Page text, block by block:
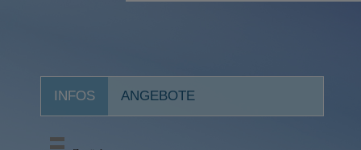
INFOS ANGEBOTE